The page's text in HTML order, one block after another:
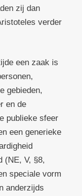
zij dan
verder
een zaak is
gebieden,
en de
publieke sfeer
een generieke
(NE, V, §8,
speciale vorm
anderzijds